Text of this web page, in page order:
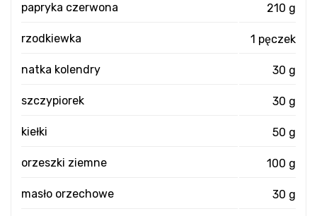
papryka czerwona 210 g
rzodkiewka 1 pęczek
natka kolendry 30 g
szczypiorek 30 g
kiełki 50 g
orzeszki ziemne 100 g
masło orzechowe 30 g